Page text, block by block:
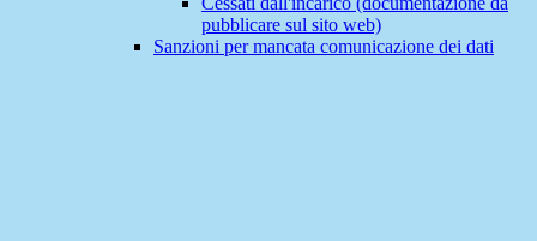
pubblicare sul sito web)
Sanzioni per mancata comunicazione dei dati